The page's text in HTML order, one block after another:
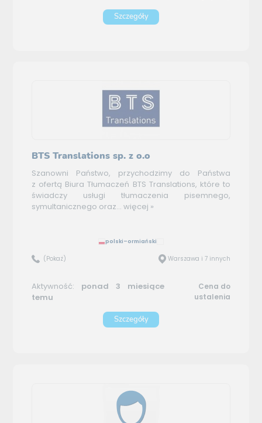
Szczegóły
BTS Translations sp. z o.o
Szanowni Państwo, przychodzimy do Państwa
z ofertą Biura Tłumaczeń BTS Translations, które to
świadczy usługi tłumaczenia pisemnego,
symultanicznego oraz... więcej »
polski–ormiański
(Pokaż) Warszawa i 7 innych
Aktywność: ponad 3 miesiące
temu
Cena do
ustalenia
Szczegóły